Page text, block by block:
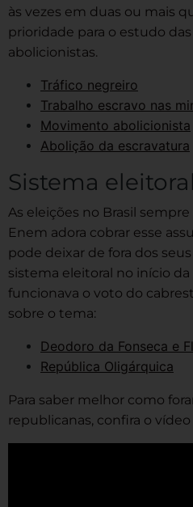
às vezes em duas ou mais
prioridade para o estudo
abolicionistas.
Tráfico negreiro
Trabalho escravo nas
Movimento abolicionista
Abolição da escravatura
Sistema
As eleições no Brasil
Enem adora cobrar esse
pode deixar de fora dos
sistema eleitoral no início
funcionava o voto do
sobre o tema:
Deodoro da Fonseca e
República Oligárquica
Para saber melhor como
republicanas, confira o vídeo